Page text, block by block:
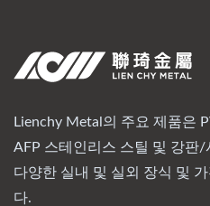
Lienchy Metal의 주요 제품은
AFP 스테인리스 스틸 및 강판
다양한 실내 및 실외 장식 및
다.